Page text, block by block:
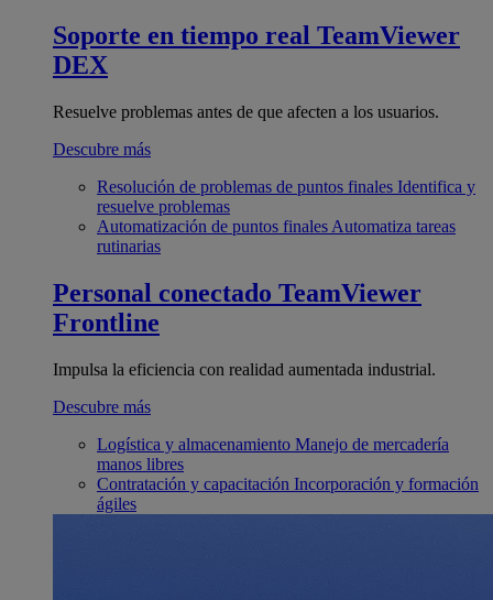
Soporte en tiempo real TeamViewer
DEX
Resuelve problemas antes de que afecten a los usuarios.
Descubre más
Resolución de problemas de puntos finales Identifica y
resuelve problemas
Automatización de puntos finales Automatiza tareas
rutinarias
Personal conectado TeamViewer
Frontline
Impulsa la eficiencia con realidad aumentada industrial.
Descubre más
Logística y almacenamiento Manejo de mercadería
manos libres
Contratación y capacitación Incorporación y formación
ágiles